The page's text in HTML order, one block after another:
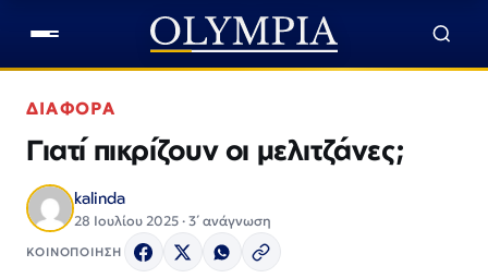
ΔΙΑΦΟΡΑ
Γιατί πικρίζουν οι μελιτζάνες;
kalinda
28 Ιουλίου 2025 · 3΄ ανάγνωση
ΚΟΙΝΟΠΟΙΗΣΗ